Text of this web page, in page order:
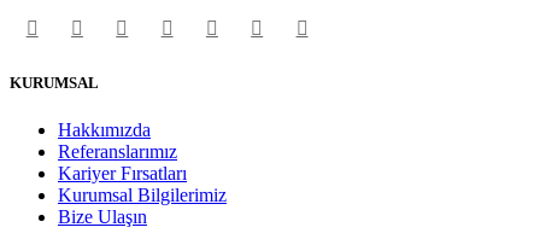
KURUMSAL
Hakkımızda
Referanslarımız
Kariyer Fırsatları
Kurumsal Bilgilerimiz
Bize Ulaşın